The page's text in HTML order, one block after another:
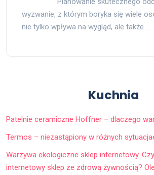
wyzwanie, z którym boryka się wiele
nie tylko wpływa na wygląd, ale także …
Kuchnia
Patelnie ceramiczne Hoffner – dlaczego
Termos – niezastąpiony w różnych
Warzywa ekologiczne sklep internetowy.
internetowy sklep ze zdrową żywnością?